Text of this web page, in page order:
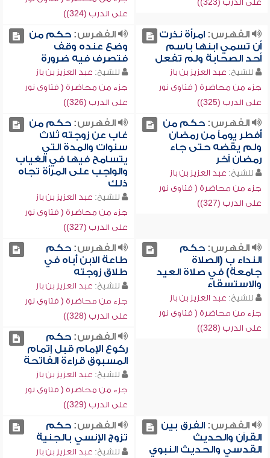
على الدرب (323))
على الدرب (324))
الفهرس:امرأة نذرت
أن تسمي ابنها باسم
أحد الصحابة ولم تفعل
للشيخ: عبد العزيز بن باز
جزء من محاضرة ( فتاوى نور
على الدرب (325))
الفهرس:حكم من
وضع عنده وقف
فتصرف فيه ضرورة
للشيخ: عبد العزيز بن باز
جزء من محاضرة ( فتاوى نور
على الدرب (326))
الفهرس:حكم من
أفطر يوماً من رمضان
ولم يقضه حتى جاء
رمضان آخر
للشيخ: عبد العزيز بن باز
جزء من محاضرة ( فتاوى نور
على الدرب (327))
الفهرس:حكم من
غاب عن زوجته ثلاث
سنوات والمدة التي
يتسامح فيها في الغياب
والواجب على المرأة تجاه
ذلك
للشيخ: عبد العزيز بن باز
جزء من محاضرة ( فتاوى نور
على الدرب (327))
الفهرس:حكم
النداء ب (الصلاة
جامعة) في صلاة العيد
والاستسقاء
للشيخ: عبد العزيز بن باز
جزء من محاضرة ( فتاوى نور
على الدرب (328))
الفهرس:حكم
طاعة الابن أباه في
طلاق زوجته
للشيخ: عبد العزيز بن باز
جزء من محاضرة ( فتاوى نور
على الدرب (328))
الفهرس:حكم
ركوع الإمام قبل إتمام
المسبوق قراءة الفاتحة
للشيخ: عبد العزيز بن باز
جزء من محاضرة ( فتاوى نور
على الدرب (329))
الفهرس:الفرق بين
القرآن والحديث
القدسي والحديث النبوي
الفهرس:حكم
تزوج الإنسي بالجنية
للشيخ: عبد العزيز بن باز